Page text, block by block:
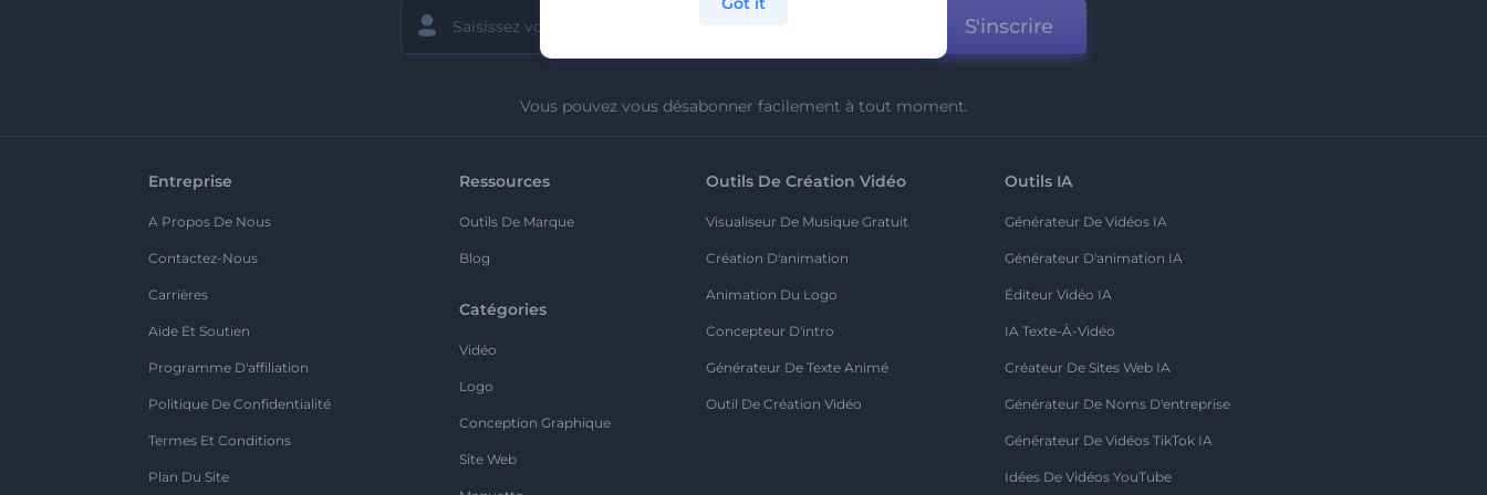
S'inscrire
Vous pouvez vous désabonner facilement à tout moment.
Entreprise
A Propos De Nous
Contactez-Nous
Carrières
Aide Et Soutien
Programme D'affiliation
Politique De Confidentialité
Termes Et Conditions
Plan Du Site
Ressources
Outils De Marque
Blog
Catégories
Vidéo
Logo
Conception Graphique
Site Web
Outils De Création Vidéo
Visualiseur De Musique Gratuit
Création D'animation
Animation Du Logo
Concepteur D'intro
Générateur De Texte Animé
Outil De Création Vidéo
Outils IA
Générateur De Vidéos IA
Générateur D'animation IA
Éditeur Vidéo IA
IA Texte-À-Vidéo
Créateur De Sites Web IA
Générateur De Noms D'entreprise
Générateur De Vidéos TikTok IA
Idées De Vidéos YouTube